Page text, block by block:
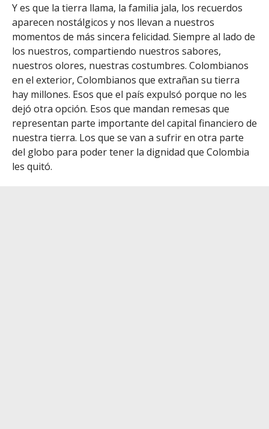
Y es que la tierra llama, la familia jala, los recuerdos
aparecen nostálgicos y nos llevan a nuestros
momentos de más sincera felicidad. Siempre al lado de
los nuestros, compartiendo nuestros sabores,
nuestros olores, nuestras costumbres. Colombianos
en el exterior, Colombianos que extrañan su tierra
hay millones. Esos que el país expulsó porque no les
dejó otra opción. Esos que mandan remesas que
representan parte importante del capital financiero de
nuestra tierra. Los que se van a sufrir en otra parte
del globo para poder tener la dignidad que Colombia
les quitó.